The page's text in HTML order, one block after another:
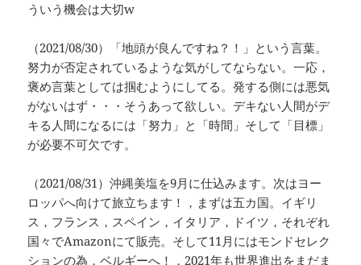
ういう機会は大切w
（2021/08/30）「地頭が良んですね？！」という言葉。
努力が否定されているような気がしてならない。一応，
褒め言葉としては掴むようにしてる。発する側には悪気
がないはず・・・そうあって欲しい。デキない人間がデ
キる人間になるには「努力」と「時間」そして「目標」
が必要不可欠です。
（2021/08/31）沖縄美塩を9月に仕込みます。次はヨー
ロッパへ向けて旅立ちます！，まずは五カ国。イギリ
ス，フランス，スペイン，イタリア，ドイツ，それぞれ
国々でAmazonにて販売。そして11月にはモンドセレク
ションの為，ベルギーへ！，2021年も世界進出をまだま